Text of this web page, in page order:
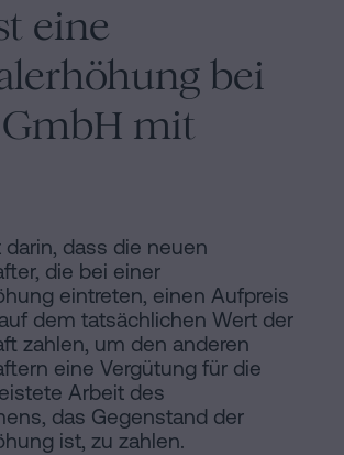
eine
bei
mit
dass die neuen
die bei einer
eintreten, einen Aufpreis
dem tatsächlichen Wert der
zahlen, um den anderen
eine Vergütung für die
Arbeit des
das Gegenstand der
ist, zu zahlen.